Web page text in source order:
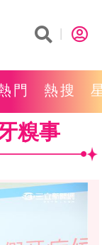
門 熱搜
糗事